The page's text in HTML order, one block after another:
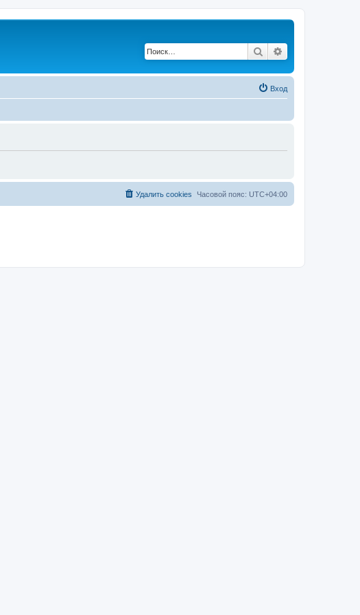
Поиск
Вход
Часовой пояс: UTC+04:00
Удалить cookies